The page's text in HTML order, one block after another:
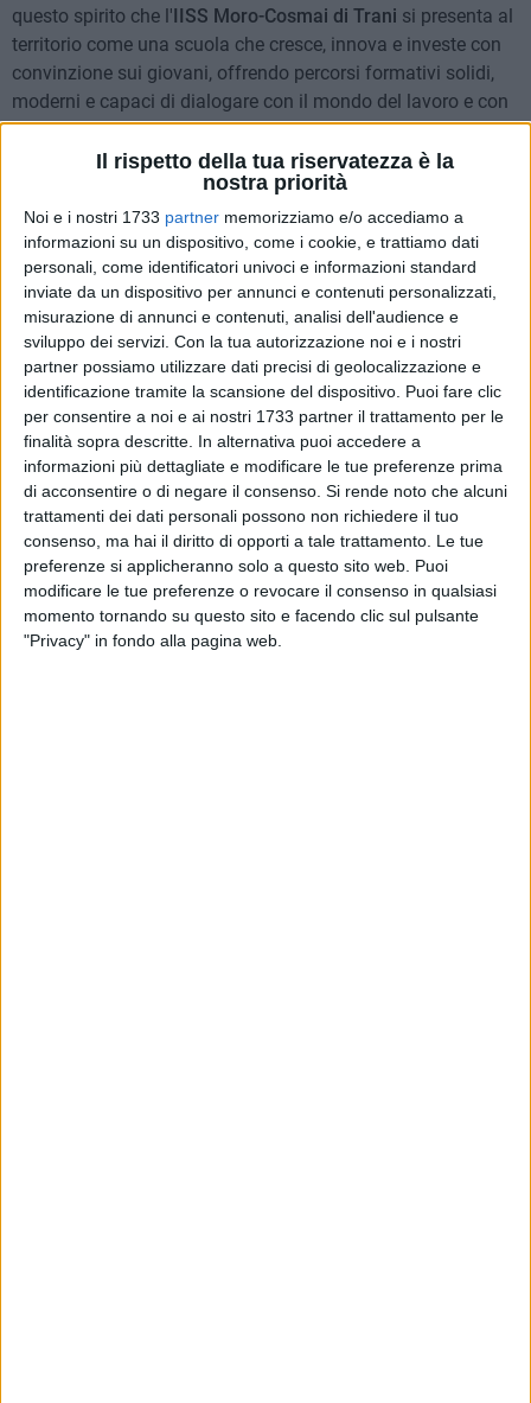
Il rispetto della tua riservatezza è la
nostra priorità
Noi e i nostri 1733 partner memorizziamo e/o accediamo a
informazioni su un dispositivo, come i cookie, e trattiamo dati
personali, come identificatori univoci e informazioni standard
inviate da un dispositivo per annunci e contenuti personalizzati,
misurazione di annunci e contenuti, analisi dell'audience e
sviluppo dei servizi. Con la tua autorizzazione noi e i nostri
partner possiamo utilizzare dati precisi di geolocalizzazione e
identificazione tramite la scansione del dispositivo. Puoi fare clic
per consentire a noi e ai nostri 1733 partner il trattamento per le
finalità sopra descritte. In alternativa puoi accedere a
informazioni più dettagliate e modificare le tue preferenze prima
di acconsentire o di negare il consenso. Si rende noto che alcuni
trattamenti dei dati personali possono non richiedere il tuo
consenso, ma hai il diritto di opporti a tale trattamento. Le tue
preferenze si applicheranno solo a questo sito web. Puoi
modificare le tue preferenze o revocare il consenso in qualsiasi
momento tornando su questo sito e facendo clic sul pulsante
"Privacy" in fondo alla pagina web.
questo spirito che l'IISS Moro-Cosmai di Trani si presenta al
territorio come una scuola che cresce, innova e investe con
convinzione sui giovani, offrendo percorsi formativi solidi,
moderni e capaci di dialogare con il mondo del lavoro e con
l'università.
Punto di riferimento per studenti e famiglie di Trani e dei
comuni limitrofi, l'Istituto propone un'offerta formativa
ampia e articolata, che unisce la forza della tradizione a
importanti novità.
Cuore storico della scuola sono le proposte classiche
rappresentate dall'Istituto Tecnico Economico e dal
Professionale Alberghiero. L'area tecnica, erede del
tradizionale ITC, comprende l'indirizzoAmministrazione,
Finanza e Marketing, articolato nei percorsi Relazioni
Internazionali per il Marketing, con una forte vocazione
linguistica e lo studio di tre lingue straniere, e Sistemi
Informativi Aziendali, che punta con decisione sulle
competenze informatiche e digitali. Completa l'offerta
l'indirizzoTurismo, ideale per chi guarda ai settori
dell'accoglienza, dei servizi e dell'internazionalizzazione.